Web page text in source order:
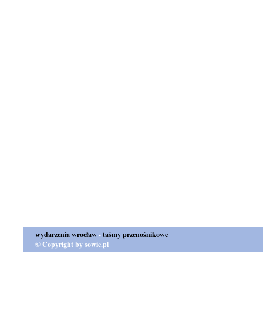
wydarzenia wrocław-taśmy przenośnikowe
© Copyright by sowie.pl